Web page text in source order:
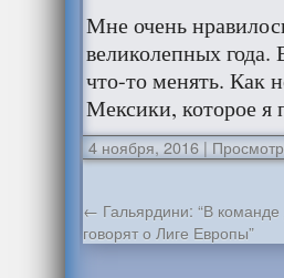
Мне очень
великолепных
что-то менять. Как
Мексики, которое я
4 ноября, 2016 |
← Гальярдини: “В команде
говорят о Лиге Европы”